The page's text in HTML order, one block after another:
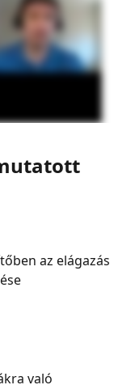
az elágazás
való